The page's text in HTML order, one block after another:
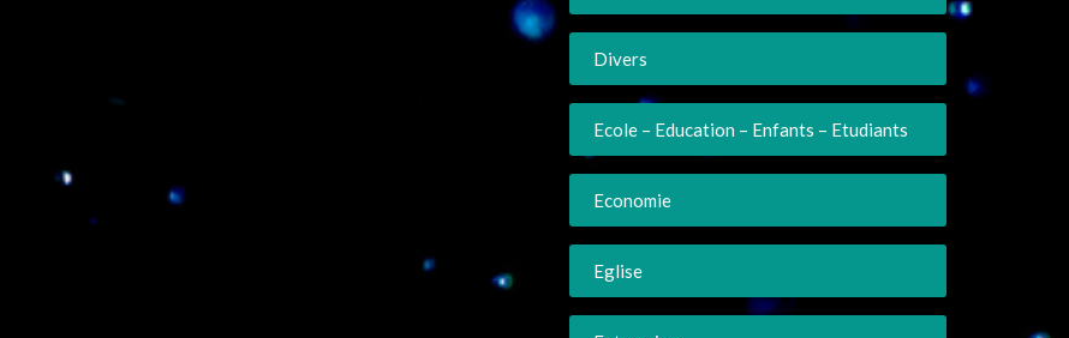
Divers
Ecole – Education – Enfants – Etudiants
Economie
Eglise